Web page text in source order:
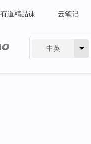
有道精品课 云笔记
中英